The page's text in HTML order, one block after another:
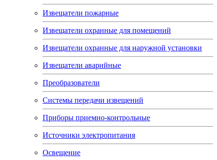
Извещатели пожарные
Извещатели охранные для помещений
Извещатели охранные для наружной установки
Извещатели аварийные
Преобразователи
Системы передачи извещений
Приборы приемно-контрольные
Источники электропитания
Освещение